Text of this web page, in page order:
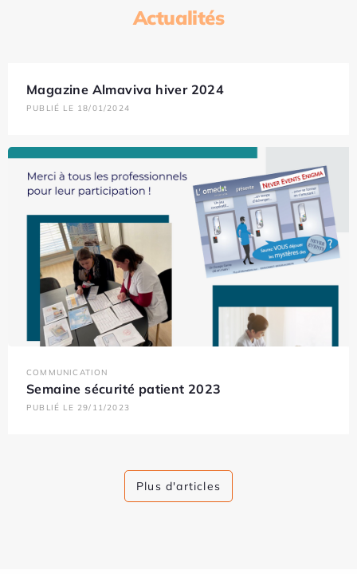
Actualités
Magazine Almaviva hiver 2024
PUBLIÉ LE 18/01/2024
COMMUNICATION
Semaine sécurité patient 2023
PUBLIÉ LE 29/11/2023
Plus d'articles